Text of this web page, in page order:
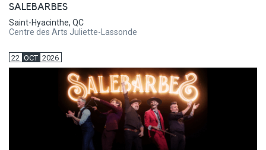
SALEBARBES
Saint-Hyacinthe, QC
Centre des Arts Juliette-Lassonde
22 OCT 2026